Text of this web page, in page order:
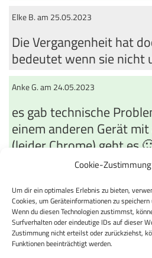
Cookie-
Um dir ein optimales Erlebnis zu bieten,
Cookies, um Geräteinformationen zu
Wenn du diesen Technologien zustimmst,
Surfverhalten oder eindeutige IDs auf dieser
Zustimmung nicht erteilst oder zurückziehst,
Funktionen beeinträchtigt werden.
Elke B. am 25.05.2023
Die Vergangenheit hat
bedeutet wenn sie nicht
Anke G. am 24.05.2023
es gab technische
einem anderen Gerät
(leider Chrome) geht es
Es ist ein Witz wenn
weisungsgebunden Sinn.
Angelika G. am 24.05.2023